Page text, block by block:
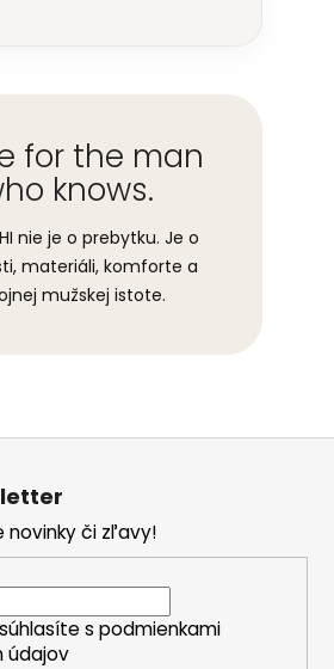
for the man
knows.
nie je o prebytku. Je o
materiáli, komforte a
mužskej istote.
novinky či zľavy!
s podmienkami
údajov